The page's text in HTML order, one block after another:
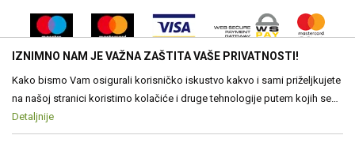
Nastojimo biti što precizniji u opisu proizvoda, vjernom prikazu slika te
samih cijena, ali ne možemo u potpunosti jamčiti točnost svih
IZNIMNO NAM JE VAŽNA ZAŠTITA VAŠE PRIVATNOSTI!
Kako bismo Vam osigurali korisničko iskustvo kakvo i sami priželjkujete
na našoj stranici koristimo kolačiće i druge tehnologije putem kojih se
obrađuju Vaši osobni podaci. Voditelj obrade Vaših podataka je Drvona
d.o.o. Obrada Vaših osobnih podataka je nužna za funkcioniranje ove
Detaljnije